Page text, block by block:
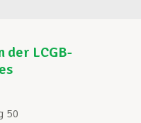
der LCGB-
50